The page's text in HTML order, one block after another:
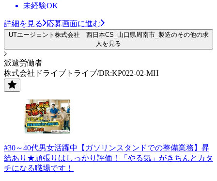
未経験OK
詳細を見る 応募画面に進む
UTエージェント株式会社 西日本CS_山口県周南市_製造のその他の求
人を見る
派遣労働者
株式会社ドライブトライブ/DR:KP022-02-MH
#30～40代男女活躍中【ガソリンスタンドでの整備業務】昇
給あり★頑張りはしっかり評価！「やる気」がきちんとカタ
チになる職場です！